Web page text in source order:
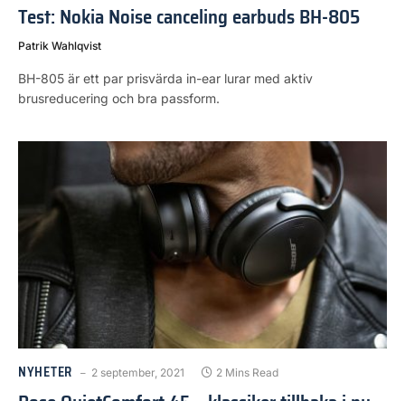
Test: Nokia Noise canceling earbuds BH-805
Patrik Wahlqvist
BH-805 är ett par prisvärda in-ear lurar med aktiv
brusreducering och bra passform.
NYHETER 2 september, 2021 2 Mins Read